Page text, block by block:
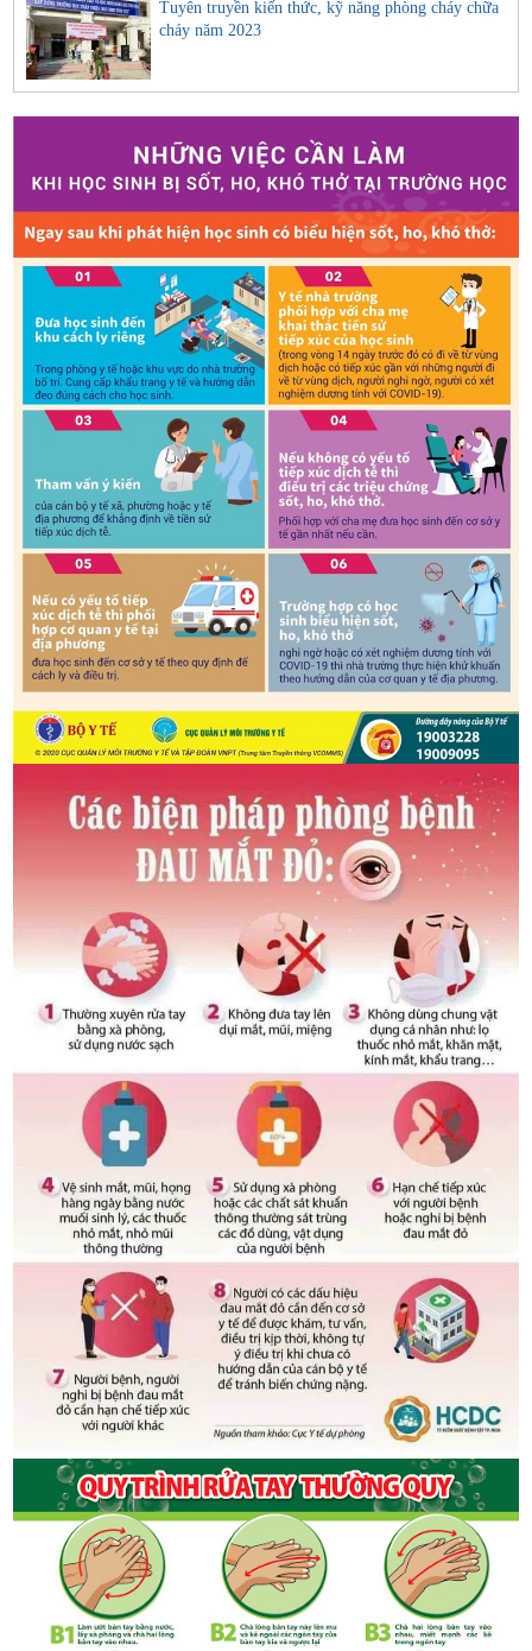
Tuyên truyền kiến thức, kỹ năng phòng cháy chữa
cháy năm 2023